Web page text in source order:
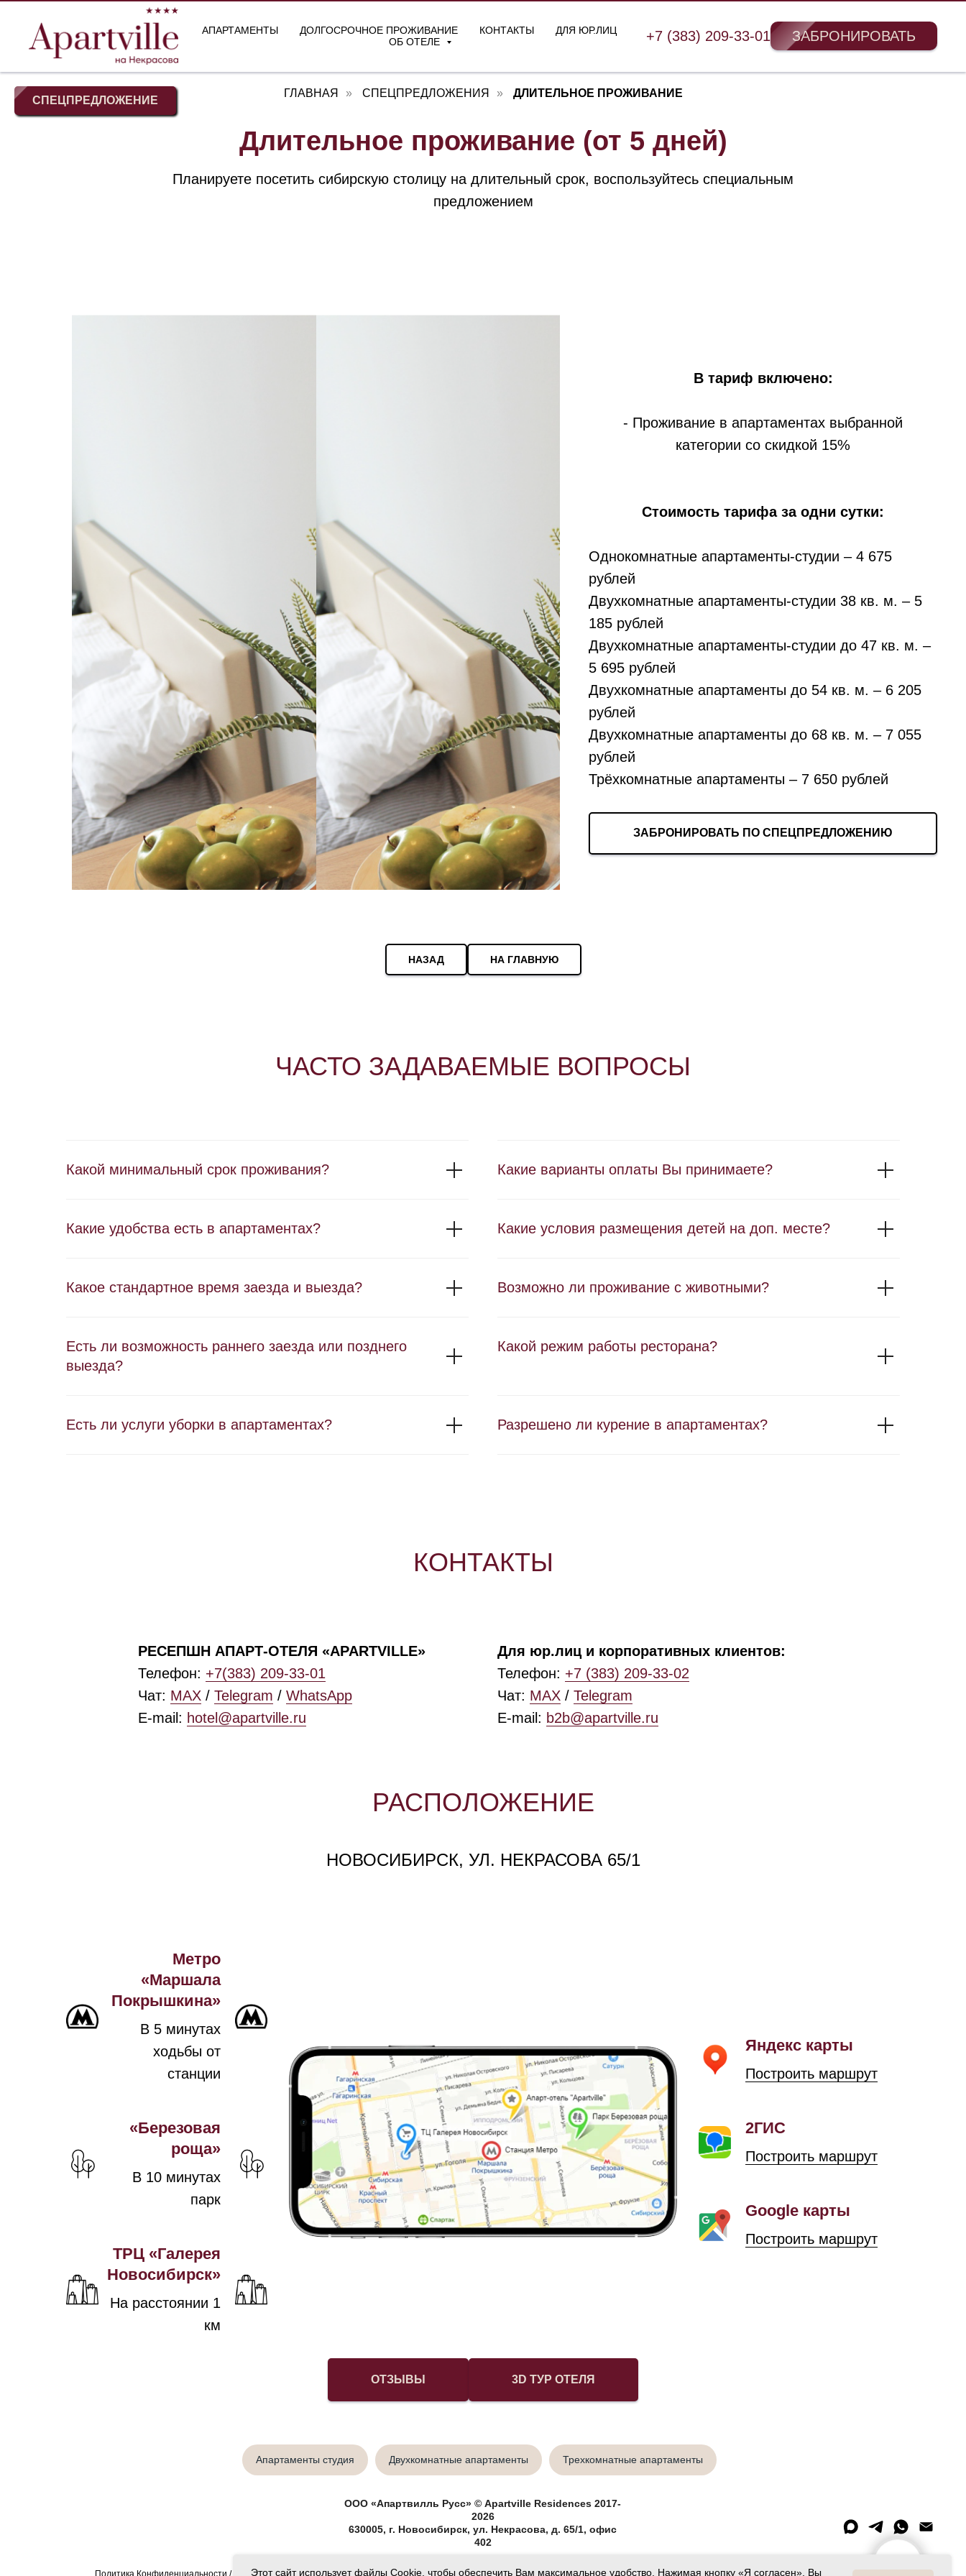
АПАРТАМЕНТЫ ДОЛГОСРОЧНОЕ ПРОЖИВАНИЕ КОНТАКТЫ
ДЛЯ ЮР.ЛИЦ
ОБ ОТЕЛЕ
+7 (383) 209-33-01 ЗАБРОНИРОВАТЬ
ГЛАВНАЯ » СПЕЦПРЕДЛОЖЕНИЯ » ДЛИТЕЛЬНОЕ ПРОЖИВАНИЕ
Длительное проживание (от 5 дней)
Планируете посетить сибирскую столицу на длительный срок, воспользуйтесь специальным
предложением
В тариф включено:
- Проживание в апартаментах выбранной
категории со скидкой 15%
Стоимость тарифа за одни сутки:
Однокомнатные апартаменты-студии – 4 675
рублей
Двухкомнатные апартаменты-студии 38 кв. м. – 5
185 рублей
Двухкомнатные апартаменты-студии до 47 кв. м. –
5 695 рублей
Двухкомнатные апартаменты до 54 кв. м. – 6 205
рублей
Двухкомнатные апартаменты до 68 кв. м. – 7 055
рублей
Трёхкомнатные апартаменты – 7 650 рублей
ЗАБРОНИРОВАТЬ ПО СПЕЦПРЕДЛОЖЕНИЮ
НАЗАД НА ГЛАВНУЮ
ЧАСТО ЗАДАВАЕМЫЕ ВОПРОСЫ
Какой минимальный срок проживания?
Какие удобства есть в апартаментах?
Какое стандартное время заезда и выезда?
Есть ли возможность раннего заезда или позднего
выезда?
Есть ли услуги уборки в апартаментах?
Какие варианты оплаты Вы принимаете?
Какие условия размещения детей на доп. месте?
Возможно ли проживание с животными?
Какой режим работы ресторана?
Разрешено ли курение в апартаментах?
СПЕЦПРЕДЛОЖЕНИЕ
КОНТАКТЫ
РЕСЕПШН АПАРТ-ОТЕЛЯ «APARTVILLE»
Телефон: +7(383) 209-33-01
Чат: MAX / Telegram / WhatsApp
E-mail: hotel@apartville.ru
Для юр.лиц и корпоративных клиентов:
Телефон: +7 (383) 209-33-02
Чат: MAX / Telegram
E-mail: b2b@apartville.ru
РАСПОЛОЖЕНИЕ
НОВОСИБИРСК, УЛ. НЕКРАСОВА 65/1
Метро
«Маршала
Покрышкина»
В 5 минутах
ходьбы от
станции
«Березовая
роща»
В 10 минутах
парк
ТРЦ «Галерея
Новосибирск»
На расстоянии 1
км
Яндекс карты
Построить маршрут
2ГИС
Построить маршрут
Google карты
Построить маршрут
ОТЗЫВЫ 3D ТУР ОТЕЛЯ
Апартаменты студия Двухкомнатные апартаменты Трехкомнатные апартаменты
ООО «Апартвилль Русс» © Apartville Residences 2017-
2026
630005, г. Новосибирск, ул. Некрасова, д. 65/1, офис
402
Политика Конфиденциальности / Согласие на обработку персональных данных/Правила проживания/Реестр классифицированных средств размещения - Номер записи: С542024015179
Этот сайт использует файлы Сookie, чтобы обеспечить Вам максимальное удобство. Нажимая кнопку «Я согласен», Вы